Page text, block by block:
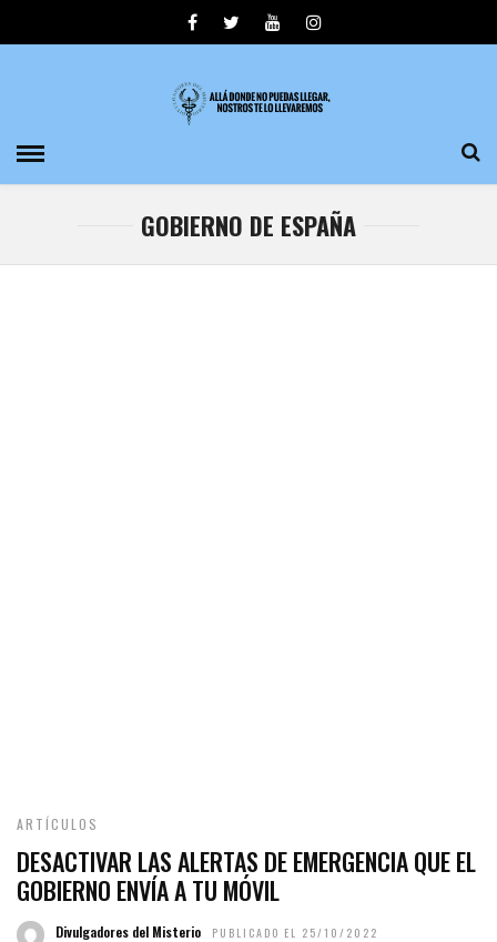
GOBIERNO DE ESPAÑA
ARTÍCULOS
DESACTIVAR LAS ALERTAS DE EMERGENCIA QUE EL
GOBIERNO ENVÍA A TU MÓVIL
Divulgadores del Misterio PUBLICADO EL 25/10/2022